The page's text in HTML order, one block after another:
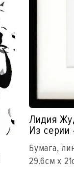
Лидия
Из серии
Бумага,
29.6см x